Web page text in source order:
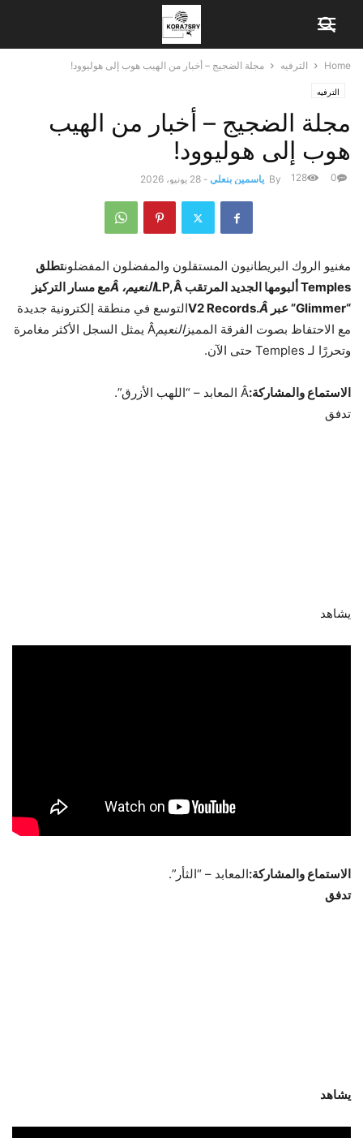
Home الترفيه مجلة الضجيج – أخبار من الهيب هوب إلى هوليوود!
الترفيه
مجلة الضجيج – أخبار من الهيب
هوب إلى هوليوود!
By ياسمين بنعلي - 28 يونيو، 2026 0
128
مغنيو الروك البريطانيون المستقلون والمفضلون المفضلونتطلق
Temples ألبومها الجديد المرتقب LP,Â
النعيم، Â
مع مسار التركيز
“Glimmer” عبر V2 Records.
Â
التوسع في منطقة إلكترونية جديدة
مع الاحتفاظ بصوت الفرقة المميزالنعيم
Â يمثل السجل الأكثر مغامرة
وتحررًا لـ Temples حتى الآن.
الاستماع والمشاركة:Â المعابد – “اللهب الأزرق”.
تدفق
يشاهد
الاستماع والمشاركة:المعابد – “الثأر”.
تدفق
يشاهد